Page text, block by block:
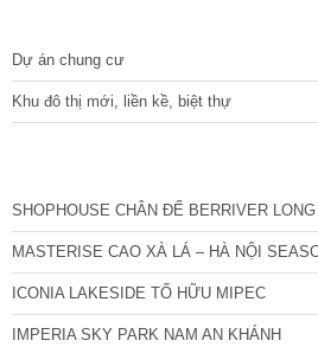
Dự án chung cư
Khu đô thị mới, liền kề, biệt thự
SHOPHOUSE CHÂN ĐẾ BERRIVER
MASTERISE CAO XÀ LÁ – HÀ NỘI
ICONIA LAKESIDE TỐ HỮU MIPEC
IMPERIA SKY PARK NAM AN KHÁNH